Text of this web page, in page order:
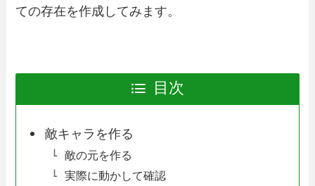
ての存在を作成してみます。
目次
敵キャラを作る
敵の元を作る
実際に動かして確認